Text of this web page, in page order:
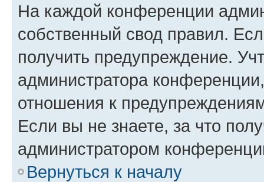
На каждой конференции
собственный свод правил.
получить предупреждение.
администратора
отношения к
Если вы не знаете, за что
администратором
Вернуться к началу